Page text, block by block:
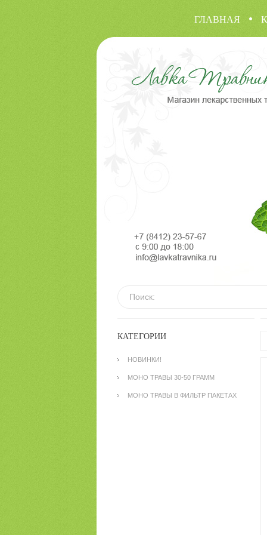
ГЛАВНАЯ
КАТЕГОРИИ
НОВИНКИ!
МОНО ТРАВЫ 30-50 ГРАММ
МОНО ТРАВЫ В ФИЛЬТР ПАКЕТАХ